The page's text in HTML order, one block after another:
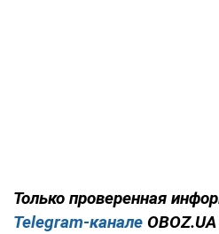
Только проверенная
Telegram-канале